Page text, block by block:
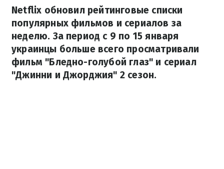
Netflix обновил рейтинговые списки
популярных фильмов и сериалов за
неделю. За период с 9 по 15 января
украинцы больше всего просматривали
фильм "Бледно-голубой глаз" и сериал
"Джинни и Джорджия" 2 сезон.